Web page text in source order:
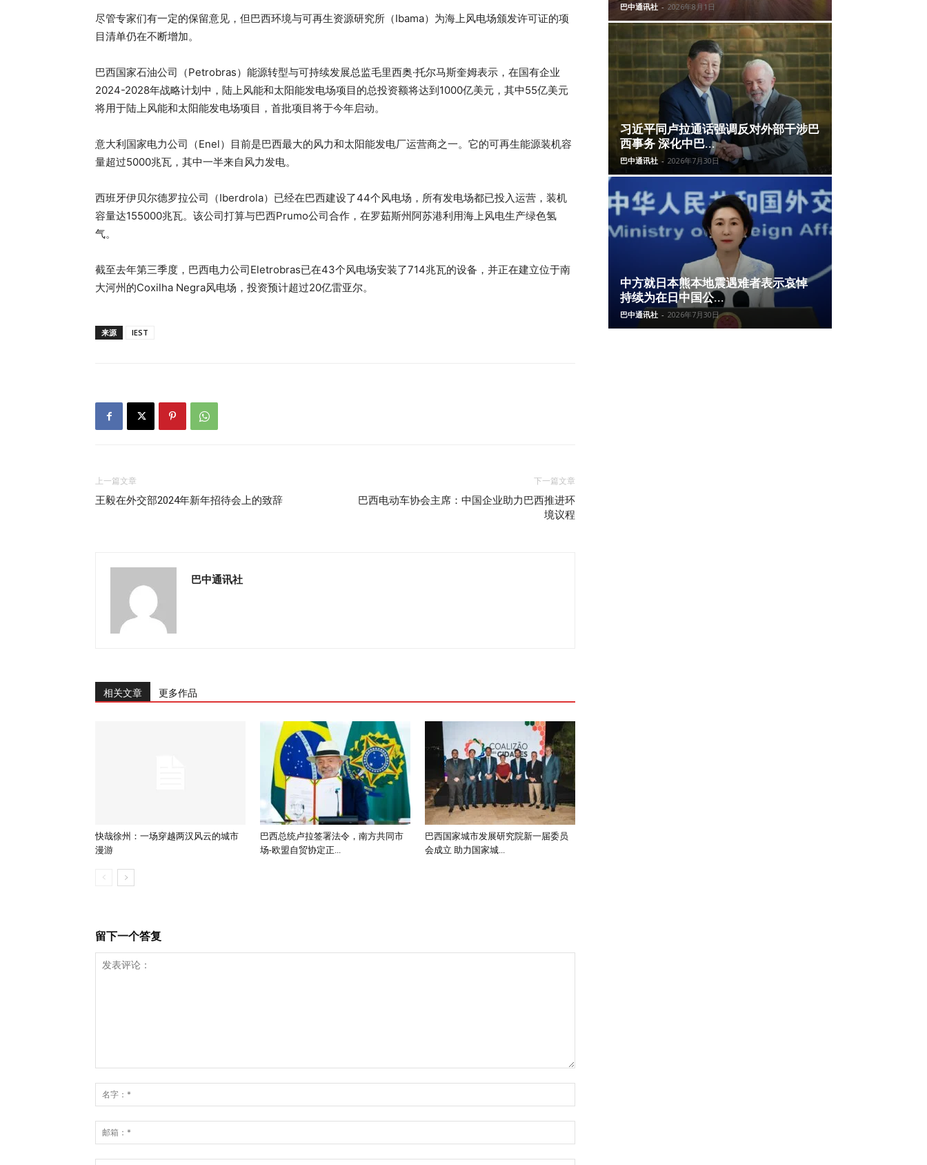
尽管专家们有一定的保留意见，但巴西环境与可再生资源研究所（Ibama）为海上风电场颁发许可证的项
目清单仍在不断增加。
巴西国家石油公司（Petrobras）能源转型与可持续发展总监毛里西奥·托尔马斯奎姆表示，在国有企业
2024-2028年战略计划中，陆上风能和太阳能发电场项目的总投资额将达到1000亿美元，其中55亿美元
将用于陆上风能和太阳能发电场项目，首批项目将于今年启动。
意大利国家电力公司（Enel）目前是巴西最大的风力和太阳能发电厂运营商之一。它的可再生能源装机容
量超过5000兆瓦，其中一半来自风力发电。
西班牙伊贝尔德罗拉公司（Iberdrola）已经在巴西建设了44个风电场，所有发电场都已投入运营，装机
容量达155000兆瓦。该公司打算与巴西Prumo公司合作，在罗茹斯州阿苏港利用海上风电生产绿色氢
气。
截至去年第三季度，巴西电力公司Eletrobras已在43个风电场安装了714兆瓦的设备，并正在建立位于南
大河州的Coxilha Negra风电场，投资预计超过20亿雷亚尔。
来源 IEST
上一篇文章
王毅在外交部2024年新年招待会上的致辞
下一篇文章
巴西电动车协会主席：中国企业助力巴西推进环
境议程
巴中通讯社
相关文章 更多作品
快哉徐州：一场穿越两汉风云的城市
漫游
巴西总统卢拉签署法令，南方共同市
场-欧盟自贸协定正...
巴西国家城市发展研究院新一届委员
会成立 助力国家城...
留下一个答复
巴中通讯社 - 2026年8月1日
习近平同卢拉通话强调反对外部干涉巴
西事务 深化中巴...
巴中通讯社 - 2026年7月30日
中方就日本熊本地震遇难者表示哀悼
持续为在日中国公...
巴中通讯社 - 2026年7月30日